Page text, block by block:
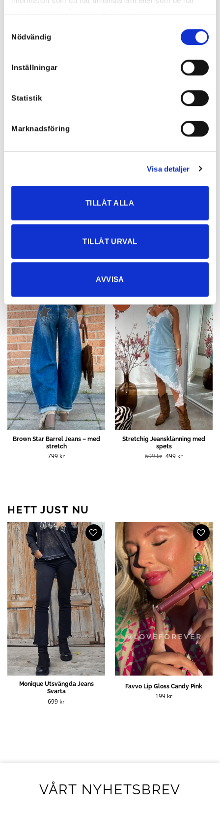
samlat in när du har använt deras tjänster.
Nödvändig
Inställningar
Statistik
Marknadsföring
Visa detaljer
TILLÅT ALLA
TILLÅT URVAL
AVVISA
Claire Stretchiga Barrell Jeans
NYHETER
Brown Star Barrel Jeans – med
stretch
799 kr
Stretchig Jeansklänning med
spets
699kr Det
ursprungliga
499 krDet
HETT JUST NU
Monique Utsvängda Jeans
Svarta
699 kr
Favvo Lip Gloss Candy Pink
199 kr
VÅRT NYHETSBREV